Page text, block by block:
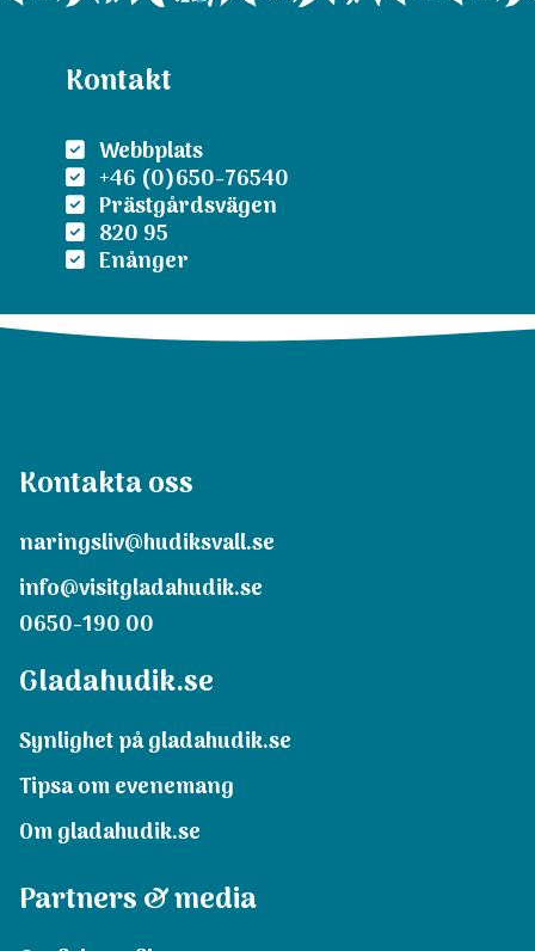
Kontakt
Webbplats
+46 (0)650-76540
Prästgårdsvägen
820 95
Enånger
Kontakta oss
naringsliv@hudiksvall.se
info@visitgladahudik.se
0650-190 00
Gladahudik.se
Synlighet på gladahudik.se
Tipsa om evenemang
Om gladahudik.se
Partners & media